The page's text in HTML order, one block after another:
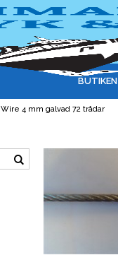
BUTIKEN
Wire 4 mm galvad 72 trådar